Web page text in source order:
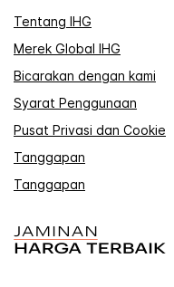
Tentang IHG
Merek Global IHG
Bicarakan dengan kami
Syarat Penggunaan
Pusat Privasi dan Cookie
Tanggapan
Tanggapan